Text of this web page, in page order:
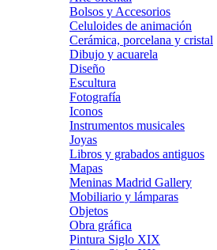
Bolsos y Accesorios
Celuloides de animación
Cerámica, porcelana y cristal
Dibujo y acuarela
Diseño
Escultura
Fotografía
Iconos
Instrumentos musicales
Joyas
Libros y grabados antiguos
Mapas
Meninas Madrid Gallery
Mobiliario y lámparas
Objetos
Obra gráfica
Pintura Siglo XIX